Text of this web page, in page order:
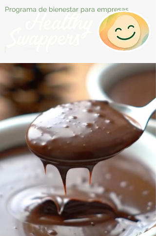
Programa de bienestar para empresas